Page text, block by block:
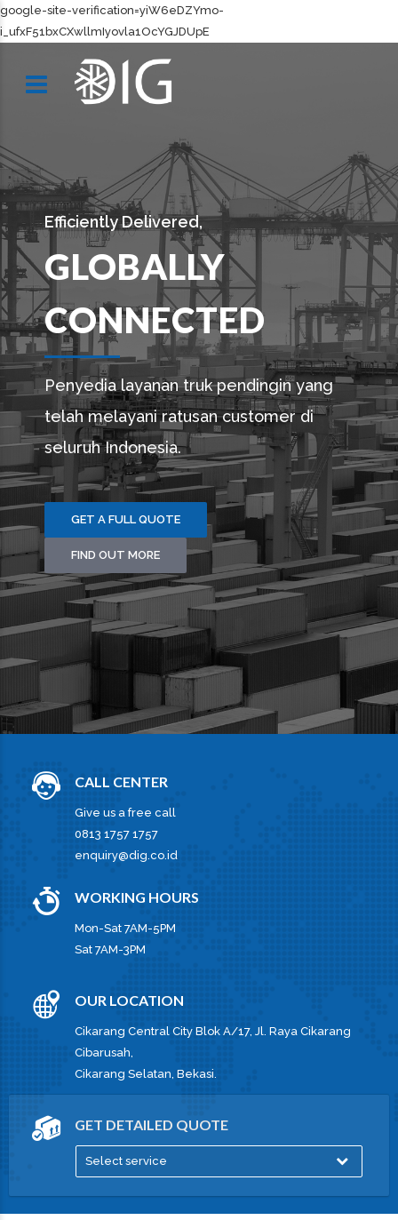
google-site-verification=yiW6eDZYmo-
i_ufxF51bxCXwllmIyovla1OcYGJDUpE
Efficiently Delivered,
GLOBALLY
CONNECTED
Penyedia layanan truk pendingin yang
telah melayani ratusan customer di
seluruh Indonesia.
GET A FULL QUOTE
FIND OUT MORE
CALL CENTER
Give us a free call
0813 1757 1757
enquiry@dig.co.id
WORKING HOURS
Mon-Sat 7AM-5PM
Sat 7AM-3PM
OUR LOCATION
Cikarang Central City Blok A/17, Jl. Raya Cikarang
Cibarusah,
Cikarang Selatan, Bekasi.
GET DETAILED QUOTE
Select service